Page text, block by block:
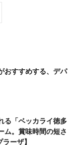
おすすめする、デパ
る「ベッカライ徳多
ム。賞味時間の短さ
ーザ】